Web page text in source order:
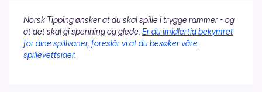
Norsk Tipping ønsker at du skal spille i trygge rammer - og
at det skal gi spenning og glede. Er du imidlertid bekymret
for dine spillvaner, foreslår vi at du besøker våre
spillevettsider.